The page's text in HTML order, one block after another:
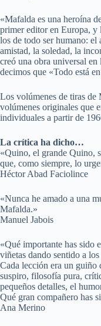
«Mafalda es una heroína
primer editor en Europa, y
los de todo ser humano:
amistad, la soledad, la
creó una obra universal
decimos que «Todo está
Los volúmenes de tiras de
volúmenes originales que
individuales a partir de
La crítica ha dicho…
«Quino, el grande Quino,
que, como siempre, lo
Héctor Abad Faciolince
«Nunca he amado a una
Mafalda.»
Manuel Jabois
«Qué importante has sido
viñetas dando sentido a
Cada lección era un guiño
suspiro, filosofía pura,
pequeños detalles, el
Qué gran compañero has
Ana Merino